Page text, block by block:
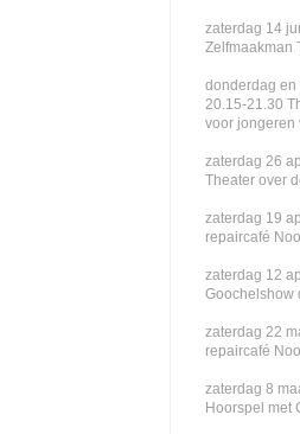
zaterdag 14
Zelfmaakman
donderdag en
20.15-21.30
voor jongeren
zaterdag 26
Theater over
zaterdag 19
repaircafé
zaterdag 12
Goochelshow
zaterdag 22
repaircafé
zaterdag 8
Hoorspel met